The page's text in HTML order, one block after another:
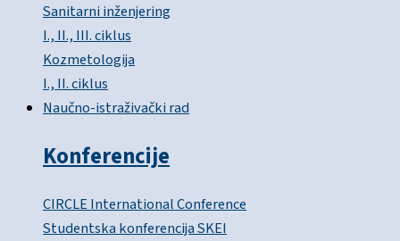
Sanitarni inženjering
I., II., III. ciklus
Kozmetologija
I., II. ciklus
Naučno-istraživački rad
Konferencije
CIRCLE International Conference
Studentska konferencija SKEI